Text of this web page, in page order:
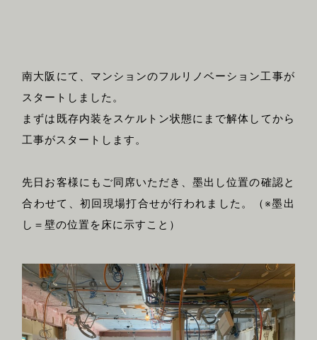
南大阪にて、マンションのフルリノベーション工事が
スタートしました。
まずは既存内装をスケルトン状態にまで解体してから
工事がスタートします。
先日お客様にもご同席いただき、墨出し位置の確認と
合わせて、初回現場打合せが行われました。（※墨出
し＝壁の位置を床に示すこと）